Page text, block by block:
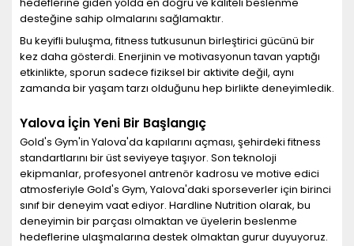
desteğine sahip olmalarını sağlamaktır.
Bu keyifli buluşma, fitness tutkusunun birleştirici gücünü bir
kez daha gösterdi. Enerjinin ve motivasyonun tavan yaptığı
etkinlikte, sporun sadece fiziksel bir aktivite değil, aynı
zamanda bir yaşam tarzı olduğunu hep birlikte deneyimledik.
Yalova İçin Yeni Bir Başlangıç
Gold's Gym'in Yalova'da kapılarını açması, şehirdeki fitness
standartlarını bir üst seviyeye taşıyor. Son teknoloji
ekipmanlar, profesyonel antrenör kadrosu ve motive edici
atmosferiyle Gold's Gym, Yalova'daki sporseverler için birinci
sınıf bir deneyim vaat ediyor. Hardline Nutrition olarak, bu
deneyimin bir parçası olmaktan ve üyelerin beslenme
hedeflerine ulaşmalarına destek olmaktan gurur duyuyoruz.